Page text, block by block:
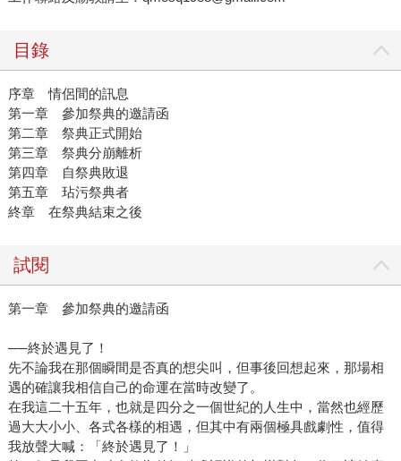
目錄
序章 情侶間的訊息
第一章 參加祭典的邀請函
第二章 祭典正式開始
第三章 祭典分崩離析
第四章 自祭典敗退
第五章 玷污祭典者
終章 在祭典結束之後
試閱
第一章 參加祭典的邀請函
──終於遇見了！
先不論我在那個瞬間是否真的想尖叫，但事後回想起來，那場相
遇的確讓我相信自己的命運在當時改變了。
在我這二十五年，也就是四分之一個世紀的人生中，當然也經歷
過大大小小、各式各樣的相遇，但其中有兩個極具戲劇性，值得
我放聲大喊：「終於遇見了！」